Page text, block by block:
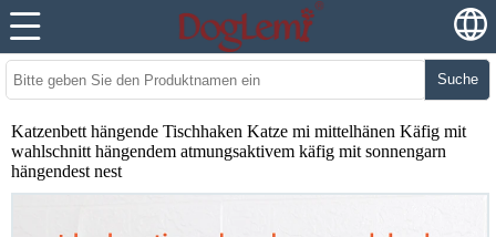
Suche
Katzenbett hängende Tischhaken Katze mi mittelhänen Käfig mit
wahlschnitt hängendem atmungsaktivem käfig mit sonnengarn
hängendest nest